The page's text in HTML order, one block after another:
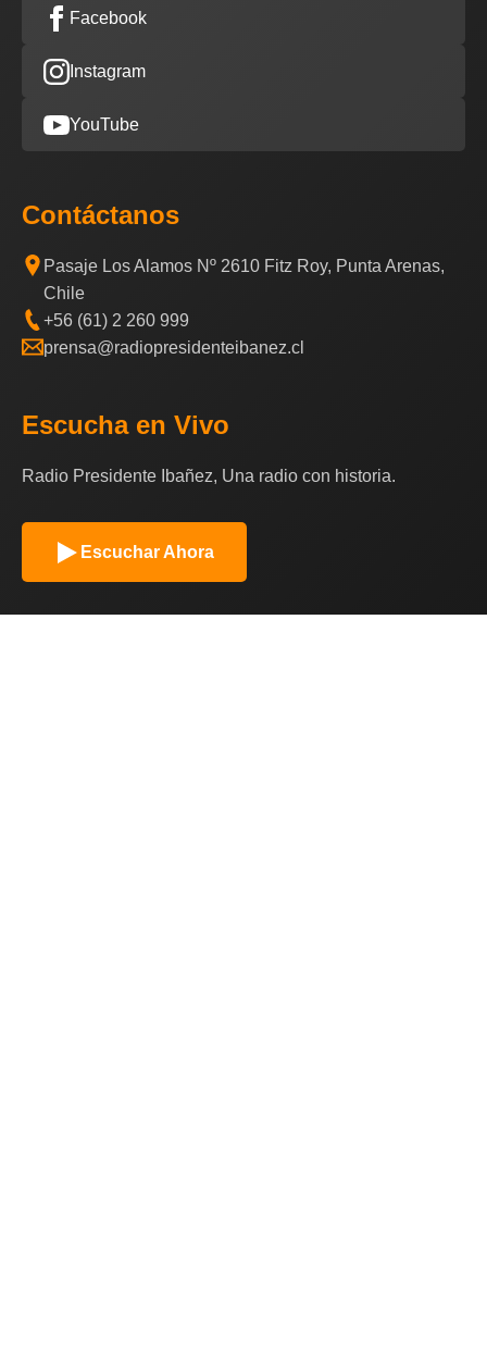
Facebook
Instagram
YouTube
Contáctanos
Pasaje Los Alamos Nº 2610 Fitz Roy, Punta Arenas,
Chile
+56 (61) 2 260 999
prensa@radiopresidenteibanez.cl
Escucha en Vivo
Radio Presidente Ibañez, Una radio con historia.
Escuchar Ahora